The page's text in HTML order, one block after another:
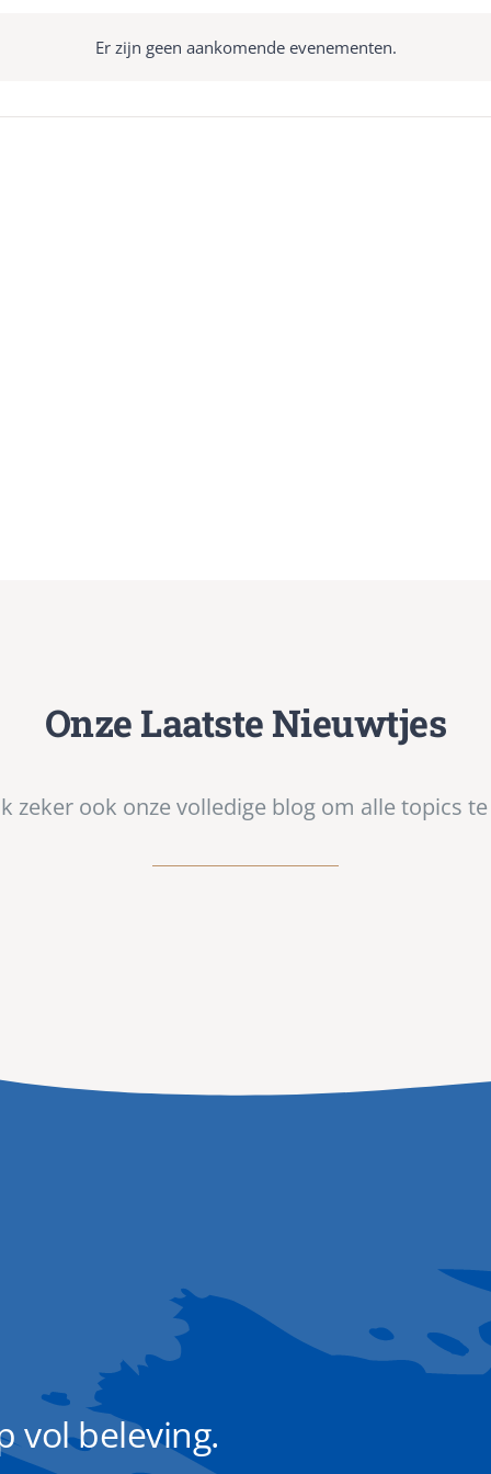
Er zijn geen aankomende evenementen.
Onze Laatste Nieuwtjes
zeker ook onze volledige blog om alle topics te
vol beleving.